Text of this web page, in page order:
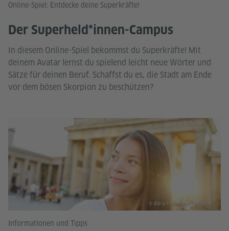
Online-Spiel: Entdecke deine Superkräfte!
Der Superheld*innen-Campus
In diesem Online-Spiel bekommst du Superkräfte! Mit
deinem Avatar lernst du spielend leicht neue Wörter und
Sätze für deinen Beruf. Schaffst du es, die Stadt am Ende
vor dem bösen Skorpion zu beschützen?
Informationen und Tipps
© Alina Holtmann / Maridav